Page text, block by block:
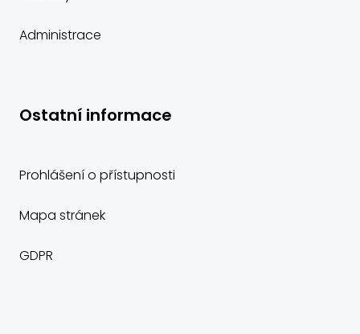
Administrace
Ostatní informace
Prohlášení o přístupnosti
Mapa stránek
GDPR